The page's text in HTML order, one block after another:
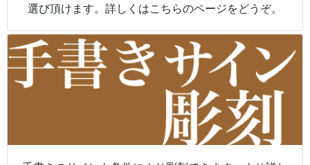
選び頂けます。詳しくはこちらのページをどうぞ。